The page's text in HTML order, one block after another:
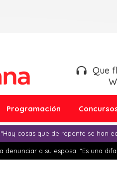
Que
Programación
cosas que de repente se han
a su esposa: “Es una